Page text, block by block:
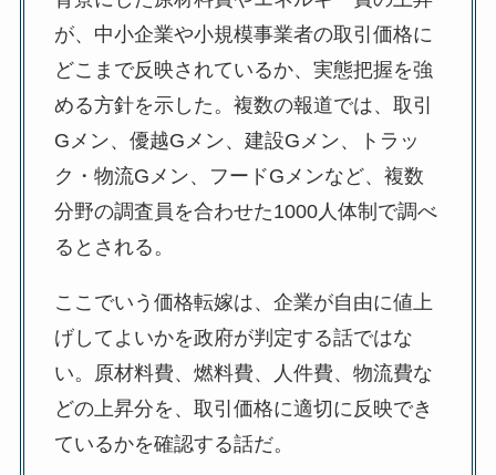
が、中小企業や小規模事業者の取引価格に
どこまで反映されているか、実態把握を強
める方針を示した。複数の報道では、取引
Gメン、優越Gメン、建設Gメン、トラッ
ク・物流Gメン、フードGメンなど、複数
分野の調査員を合わせた1000人体制で調べ
るとされる。
ここでいう価格転嫁は、企業が自由に値上
げしてよいかを政府が判定する話ではな
い。原材料費、燃料費、人件費、物流費な
どの上昇分を、取引価格に適切に反映でき
ているかを確認する話だ。